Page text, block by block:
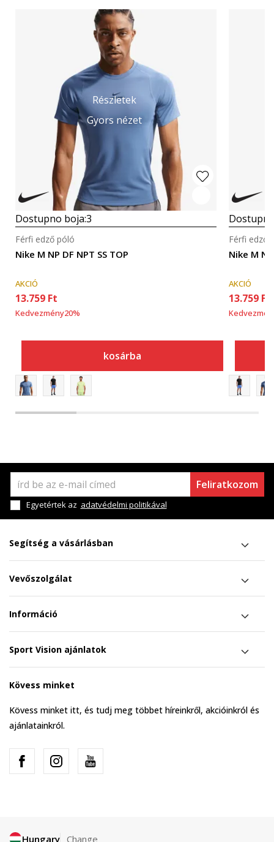
Részletek
Gyors nézet
Dostupno boja:3
Nike M NP DF NPT SS TOP
Férfi edző póló
AKCIÓ
13.759 Ft
Kedvezmény20%
kosárba
Nike M
Férfi edző
AKCIÓ
13.759 Ft
Feliratkozom
Egyetértek az adatvédelmi politikával
Segítség a vásárlásban
Vevőszolgálat
Információ
Sport Vision ajánlatok
Kövess minket
Kövess minket itt, és tudj meg többet híreinkről, akcióinkról és
ajánlatainkról.
Hungary Change